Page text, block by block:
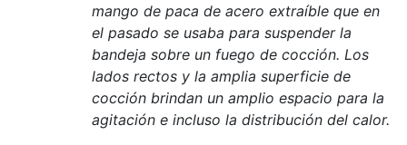
mango de paca de acero extraíble que en
el pasado se usaba para suspender la
bandeja sobre un fuego de cocción. Los
lados rectos y la amplia superficie de
cocción brindan un amplio espacio para la
agitación e incluso la distribución del calor.